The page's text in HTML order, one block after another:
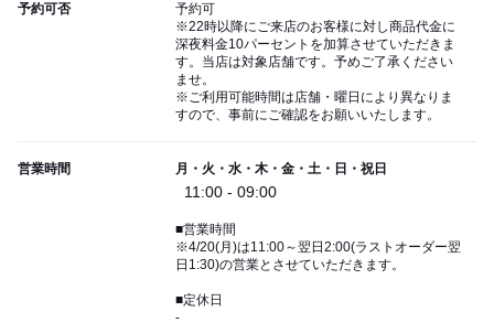
予約可否
予約可
※22時以降にご来店のお客様に対し商品代金に
深夜料金10パーセントを加算させていただきま
す。当店は対象店舗です。予めご了承ください
ませ。
※ご利用可能時間は店舗・曜日により異なりま
すので、事前にご確認をお願いいたします。
営業時間 月・火・水・木・金・土・日・祝日
11:00 - 09:00
■営業時間
※4/20(月)は11:00～翌日2:00(ラストオーダー翌
日1:30)の営業とさせていただきます。
■定休日
-